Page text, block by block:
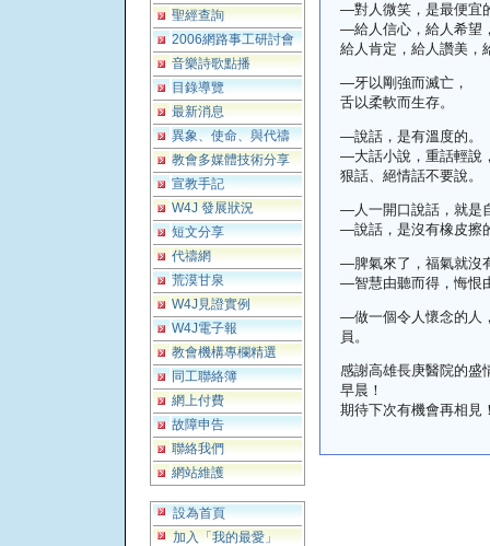
聖經查詢
2006網路事工研討會
音樂詩歌點播
目錄導覽
最新消息
異象、使命、與代禱
教會多媒體技術分享
宣教手記
W4J 發展狀況
短文分享
代禱網
荒漠甘泉
W4J見證實例
W4J電子報
教會機構專欄精選
同工聯絡簿
網上付費
故障申告
聯絡我們
網站維護
設為首頁
加入「我的最愛」
—對人微笑，是最便宜
—給人信心，給人希望
給人肯定，給人讚美，
—牙以剛強而滅亡，
舌以柔軟而生存。
—說話，是有溫度的。
—大話小說，重話輕說
狠話、絕情話不要說。
—人一開口說話，就是
—說話，是沒有橡皮擦
—脾氣來了，福氣就沒
—智慧由聽而得，悔恨
—做一個令人懷念的人
員。
感謝高雄長庚醫院的盛
早晨！
期待下次有機會再相見